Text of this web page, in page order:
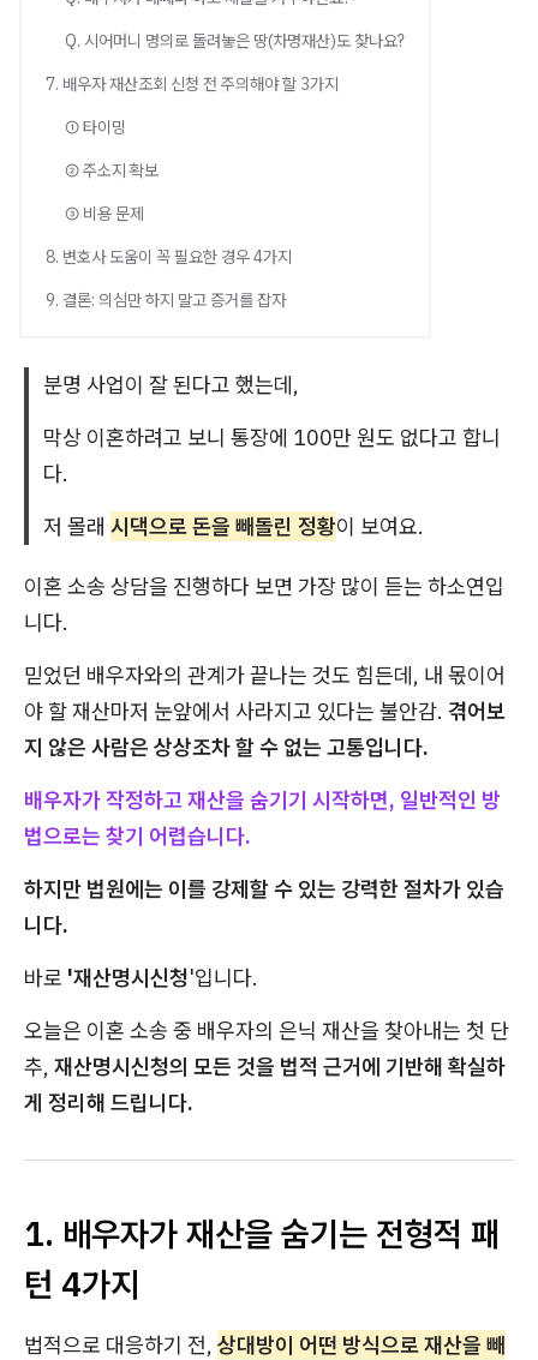
Q. 시어머니 명의로 돌려놓은 땅(차명재산)도 찾나요?
7. 배우자 재산조회 신청 전 주의해야 할 3가지
① 타이밍
② 주소지 확보
③ 비용 문제
8. 변호사 도움이 꼭 필요한 경우 4가지
9. 결론: 의심만 하지 말고 증거를 잡자
분명 사업이 잘 된다고 했는데,
막상 이혼하려고 보니 통장에 100만 원도 없다고 합니
다.
저 몰래 시댁으로 돈을 빼돌린 정황이 보여요.
이혼 소송 상담을 진행하다 보면 가장 많이 듣는 하소연입
니다.
믿었던 배우자와의 관계가 끝나는 것도 힘든데, 내 몫이어
야 할 재산마저 눈앞에서 사라지고 있다는 불안감. 겪어보
지 않은 사람은 상상조차 할 수 없는 고통입니다.
배우자가 작정하고 재산을 숨기기 시작하면, 일반적인 방
법으로는 찾기 어렵습니다.
하지만 법원에는 이를 강제할 수 있는 강력한 절차가 있습
니다.
바로 '재산명시신청'입니다.
오늘은 이혼 소송 중 배우자의 은닉 재산을 찾아내는 첫 단
추, 재산명시신청의 모든 것을 법적 근거에 기반해 확실하
게 정리해 드립니다.
1. 배우자가 재산을 숨기는 전형적 패
턴 4가지
법적으로 대응하기 전, 상대방이 어떤 방식으로 재산을 빼